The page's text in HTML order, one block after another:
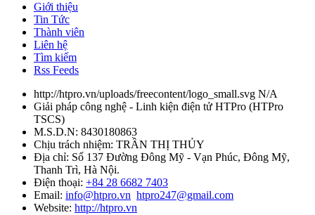
Giới thiệu
Tin Tức
Thành viên
Liên hệ
Tìm kiếm
Rss Feeds
http://htpro.vn/uploads/freecontent/logo_small.svg N/A
Giải pháp công nghệ - Linh kiện điện tử HTPro (HTPro
TSCS)
M.S.D.N: 8430180863
Chịu trách nhiệm: TRẦN THỊ THỦY
Địa chỉ: Số 137 Đường Đông Mỹ - Vạn Phúc, Đông Mỹ,
Thanh Trì, Hà Nội.
Điện thoại: +84 28 6682 7403
Email: info@htpro.vn htpro247@gmail.com
Website: http://htpro.vn